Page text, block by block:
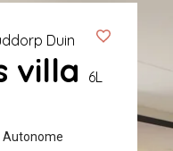
Duin
villa 6L
Autonome